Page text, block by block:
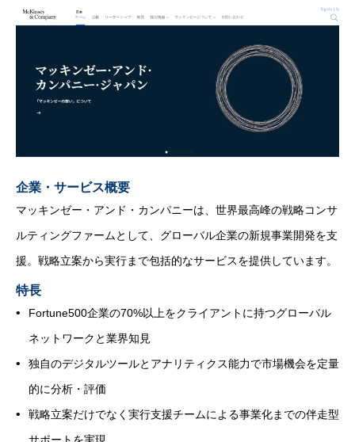
企業・サービス概要
マッキンゼー・アンド・カンパニーは、世界最高峰の戦略コンサ
ルティングファームとして、グローバル企業の新規事業開発を支
援。戦略立案から実行まで包括的なサービスを提供しています。
特長
Fortune500企業の70%以上をクライアントに持つグローバル
ネットワークと業界知見
独自のデジタルツールとアナリティクス能力で市場機会を定量
的に分析・評価
戦略立案だけでなく実行支援チームによる事業化までの伴走型